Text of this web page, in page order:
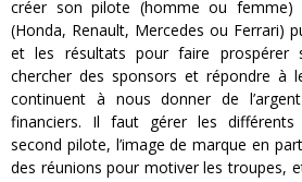
créer son pilote (homme ou
(Honda, Renault, Mercedes ou Ferrari)
et les résultats pour faire prospérer
chercher des sponsors et répondre à
continuent à nous donner de
financiers. Il faut gérer les différents
second pilote, l’image de marque en
des réunions pour motiver les troupes,